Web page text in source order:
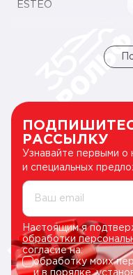
ESTEO
РАССЫЛКУ
Узнавайте первыми о
и специальных
Ваш email
Настоящим я
обработки
согласие на:
обработку моих
и в порядке,